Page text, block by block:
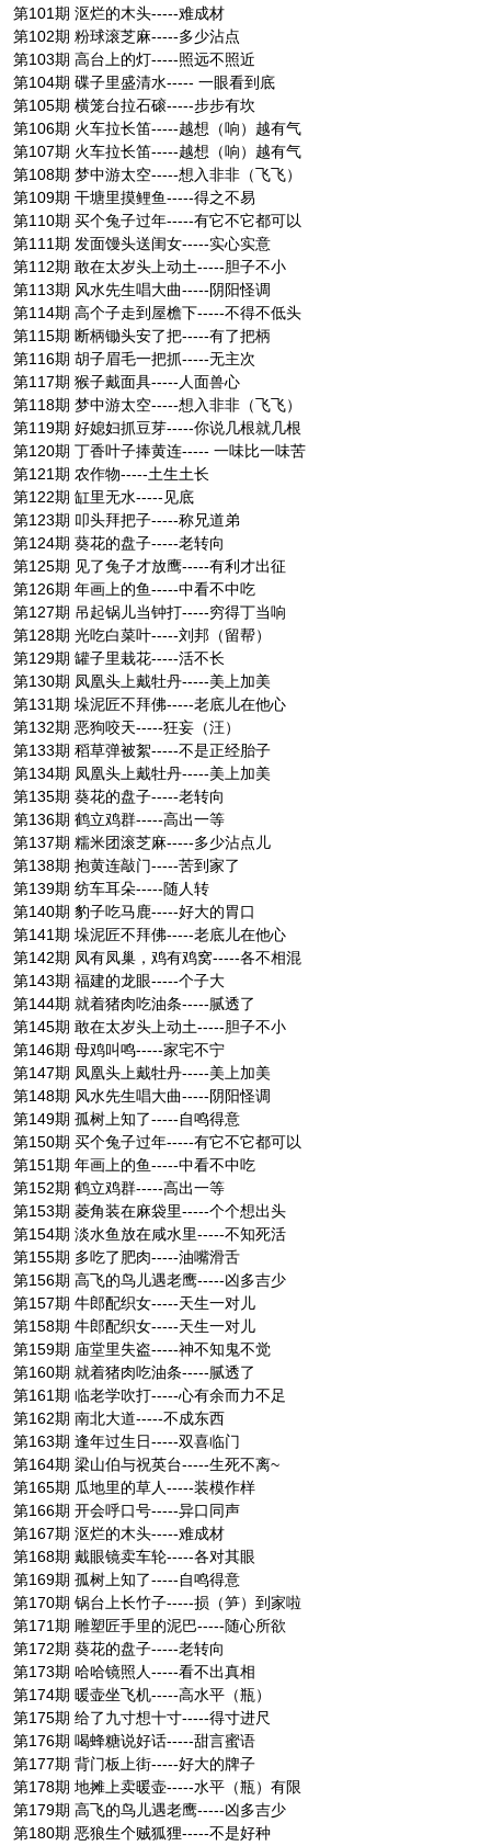
第101期 沤烂的木头-----难成材
第102期 粉球滚芝麻-----多少沾点
第103期 高台上的灯-----照远不照近
第104期 碟子里盛清水----- 一眼看到底
第105期 横笼台拉石磙-----步步有坎
第106期 火车拉长笛-----越想（响）越有气
第107期 火车拉长笛-----越想（响）越有气
第108期 梦中游太空-----想入非非（飞飞）
第109期 干塘里摸鲤鱼-----得之不易
第110期 买个兔子过年-----有它不它都可以
第111期 发面馒头送闺女-----实心实意
第112期 敢在太岁头上动土-----胆子不小
第113期 风水先生唱大曲-----阴阳怪调
第114期 高个子走到屋檐下-----不得不低头
第115期 断柄锄头安了把-----有了把柄
第116期 胡子眉毛一把抓-----无主次
第117期 猴子戴面具-----人面兽心
第118期 梦中游太空-----想入非非（飞飞）
第119期 好媳妇抓豆芽-----你说几根就几根
第120期 丁香叶子捧黄连----- 一味比一味苦
第121期 农作物-----土生土长
第122期 缸里无水-----见底
第123期 叩头拜把子-----称兄道弟
第124期 葵花的盘子-----老转向
第125期 见了兔子才放鹰-----有利才出征
第126期 年画上的鱼-----中看不中吃
第127期 吊起锅儿当钟打-----穷得丁当响
第128期 光吃白菜叶-----刘邦（留帮）
第129期 罐子里栽花-----活不长
第130期 凤凰头上戴牡丹-----美上加美
第131期 垛泥匠不拜佛-----老底儿在他心
第132期 恶狗咬天-----狂妄（汪）
第133期 稻草弹被絮-----不是正经胎子
第134期 凤凰头上戴牡丹-----美上加美
第135期 葵花的盘子-----老转向
第136期 鹤立鸡群-----高出一等
第137期 糯米团滚芝麻-----多少沾点儿
第138期 抱黄连敲门-----苦到家了
第139期 纺车耳朵-----随人转
第140期 豹子吃马鹿-----好大的胃口
第141期 垛泥匠不拜佛-----老底儿在他心
第142期 凤有凤巢，鸡有鸡窝-----各不相混
第143期 福建的龙眼-----个子大
第144期 就着猪肉吃油条-----腻透了
第145期 敢在太岁头上动土-----胆子不小
第146期 母鸡叫鸣-----家宅不宁
第147期 凤凰头上戴牡丹-----美上加美
第148期 风水先生唱大曲-----阴阳怪调
第149期 孤树上知了-----自鸣得意
第150期 买个兔子过年-----有它不它都可以
第151期 年画上的鱼-----中看不中吃
第152期 鹤立鸡群-----高出一等
第153期 菱角装在麻袋里-----个个想出头
第154期 淡水鱼放在咸水里-----不知死活
第155期 多吃了肥肉-----油嘴滑舌
第156期 高飞的鸟儿遇老鹰-----凶多吉少
第157期 牛郎配织女-----天生一对儿
第158期 牛郎配织女-----天生一对儿
第159期 庙堂里失盗-----神不知鬼不觉
第160期 就着猪肉吃油条-----腻透了
第161期 临老学吹打-----心有余而力不足
第162期 南北大道-----不成东西
第163期 逢年过生日-----双喜临门
第164期 梁山伯与祝英台-----生死不离~
第165期 瓜地里的草人-----装模作样
第166期 开会呼口号-----异口同声
第167期 沤烂的木头-----难成材
第168期 戴眼镜卖车轮-----各对其眼
第169期 孤树上知了-----自鸣得意
第170期 锅台上长竹子-----损（笋）到家啦
第171期 雕塑匠手里的泥巴-----随心所欲
第172期 葵花的盘子-----老转向
第173期 哈哈镜照人-----看不出真相
第174期 暖壶坐飞机-----高水平（瓶）
第175期 给了九寸想十寸-----得寸进尺
第176期 喝蜂糖说好话-----甜言蜜语
第177期 背门板上街-----好大的牌子
第178期 地摊上卖暖壶-----水平（瓶）有限
第179期 高飞的鸟儿遇老鹰-----凶多吉少
第180期 恶狼生个贼狐狸-----不是好种